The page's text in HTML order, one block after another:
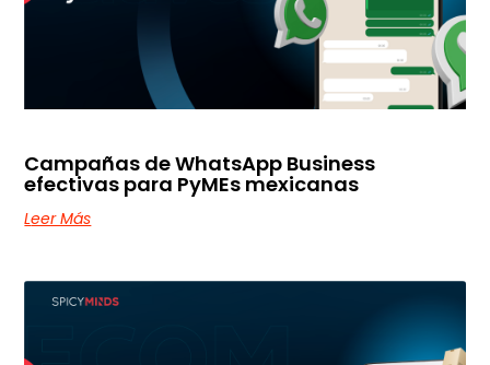
Campañas de WhatsApp Business
efectivas para PyMEs mexicanas
Leer Más